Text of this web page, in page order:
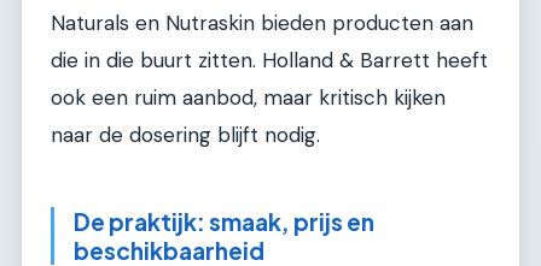
Naturals en Nutraskin bieden producten aan
die in die buurt zitten. Holland & Barrett heeft
ook een ruim aanbod, maar kritisch kijken
naar de dosering blijft nodig.
De praktijk: smaak, prijs en
beschikbaarheid